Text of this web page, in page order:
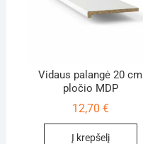
Vidaus palangė 20 cm
pločio MDP
12,70 €
Į krepšelį